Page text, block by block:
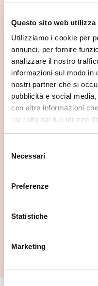
Questo sito web utilizza
Utilizziamo i cookie per
annunci, per fornire
analizzare il nostro
informazioni sul modo in
nostri partner che si
pubblicità e social
con altre informazioni
raccolto dal tuo utilizzo
delNecessari
Preferenze
Statistiche
Marketing
spunti utili.
Il torchio di Cerido